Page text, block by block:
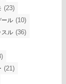
(23)
ール (10)
スル (36)
(21)